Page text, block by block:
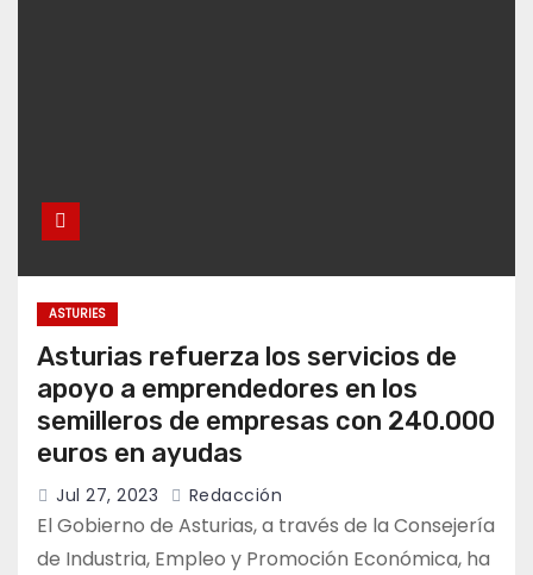
ASTURIES
Asturias refuerza los servicios de
apoyo a emprendedores en los
semilleros de empresas con 240.000
euros en ayudas
Jul 27, 2023 Redacción
El Gobierno de Asturias, a través de la Consejería
de Industria, Empleo y Promoción Económica, ha